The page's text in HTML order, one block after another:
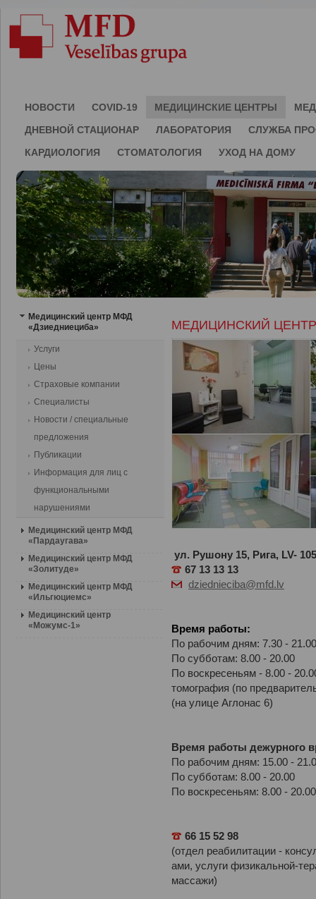
НОВОСТИ COVID-19 МЕДИЦИНСКИЕ ЦЕНТРЫ
ДНЕВНОЙ СТАЦИОНАР
ЛАБОРАТОРИЯ
СЛУЖБА
КАРДИОЛОГИЯ
СТОМАТОЛОГИЯ УХОД НА ДОМУ
Медицинский центр МФД
«Дзиедниециба»
Услуги
Цены
Страховые компании
Специалисты
Новости / cпециальные
предложения
Публикации
Информация для лиц с
функциональными
нарушениями
Медицинский центр МФД
«Пардаугава»
Медицинский центр МФД
«Золитуде»
Медицинский центр МФД
«Ильгюциемс»
Медицинский центр
«Moжумс-1»
МЕДИЦИНСКИЙ
ул. Рушону 15, Рига, LV-
67 13 13 13
dziednieciba@mfd.lv
Время работы:
По рабочим дням: 7.30 -
По субботам: 8.00 - 20.00
По воскресеньям - 8.00 -
томография (по
(на улице Аглонас 6)
Время работы дежурного
По рабочим дням: 15.00 -
По субботам: 8.00 - 20.00
По воскресеньям: 8.00 - 20.00
66 15 52 98
(отдел реабилитации -
ами, услуги физикальной-
массажи)